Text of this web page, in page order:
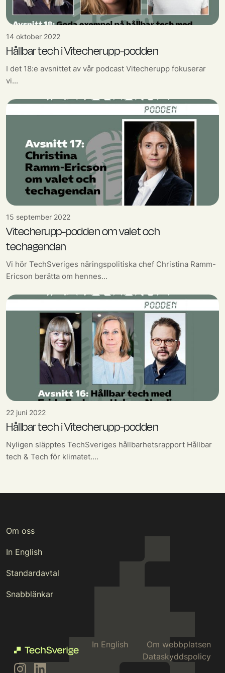
14 oktober 2022
Hållbar tech i Vitecherupp-podden
I det 18:e avsnittet av vår podcast Vitecherupp fokuserar
vi...
15 september 2022
Vitecherupp-podden om valet och
techagendan
Vi hör TechSveriges näringspolitiska chef Christina Ramm-
Ericson berätta om hennes...
22 juni 2022
Hållbar tech i Vitecherupp-podden
Nyligen släpptes TechSveriges hållbarhetsrapport Hållbar
tech & Tech för klimatet....
Om oss
In English
Standardavtal
Snabblänkar
In English
Om webbplatsen
Dataskyddspolicy